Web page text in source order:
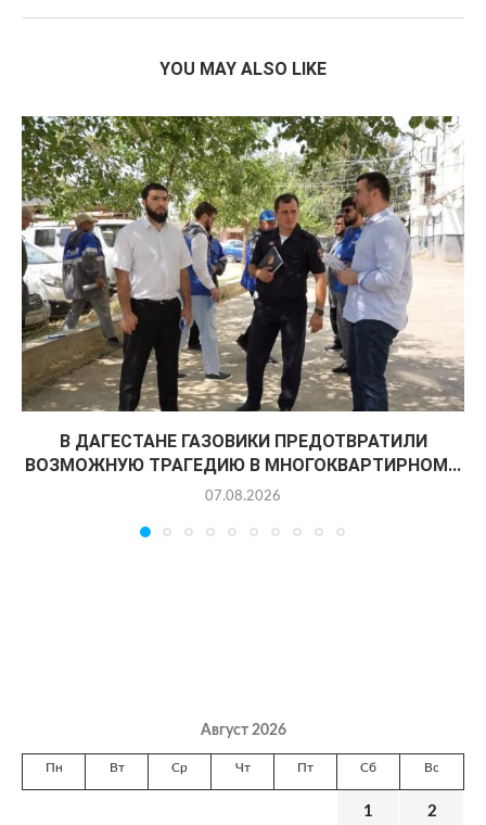
YOU MAY ALSO LIKE
В ДАГЕСТАНЕ ГАЗОВИКИ ПРЕДОТВРАТИЛИ
ВОЗМОЖНУЮ ТРАГЕДИЮ В МНОГОКВАРТИРНОМ...
07.08.2026
Август 2026
Пн Вт Ср Чт Пт Сб Вс
1 2